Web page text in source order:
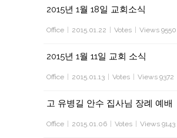
2015년 1월 18일 교회소식
Office 2015.01.22 Votes Views 9550
2015년 1월 11일 교회 소식
Office 2015.01.13 Votes Views 9372
고 유병길 안수 집사님 장례 예배
Office 2015.01.06 Votes Views 9143